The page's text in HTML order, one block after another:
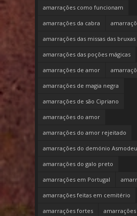
amarrações como funcionam
amarrações da cabra
amarrações das missas das bruxas
amarrações das poções mágicas
amarrações de amor
amarrações de magia negra
amarrações de são Cipriano
amarrações do amor
amarrações do amor rejeitado
amarrações do demónio
amarrações do galo preto
amarrações em Portugal
amarrações feitas em cemitério
amarrações fortes amarrações